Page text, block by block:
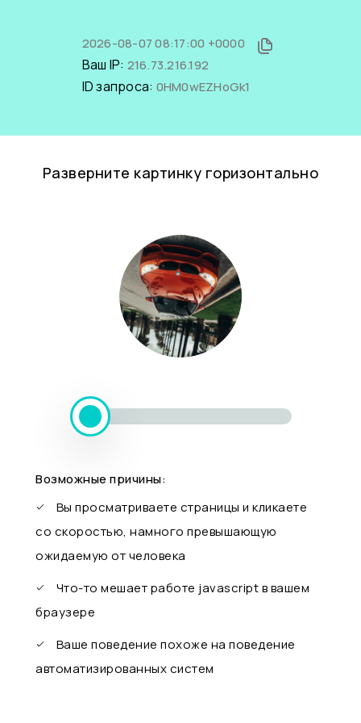
2026-08-07 08:17:00 +0000
Ваш IP: 216.73.216.192
ID запроса: 0HM0wEZHoGk1
Разверните картинку горизонтально
Возможные причины:
Вы просматриваете страницы и кликаете
со скоростью, намного превышающую
ожидаемую от человека
Что-то мешает работе javascript в вашем
браузере
Ваше поведение похоже на поведение
автоматизированных систем